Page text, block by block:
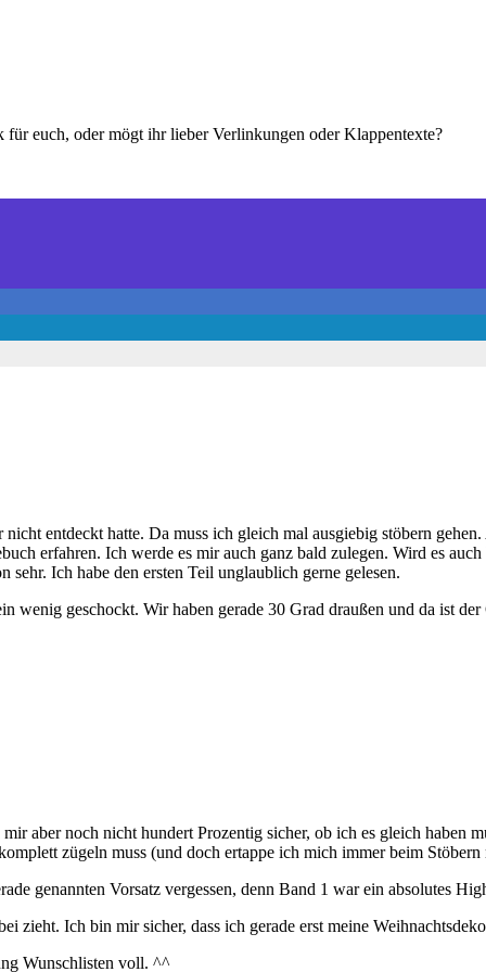
euch, oder mögt ihr lieber Verlinkungen oder Klappentexte?
entdeckt hatte. Da muss ich gleich mal ausgiebig stöbern
erfahren. Ich werde es mir auch ganz bald zulegen. Wird es
Ich habe den ersten Teil unglaublich gerne gelesen.
wenig geschockt. Wir haben gerade 30 Grad draußen und da ist
aber noch nicht hundert Prozentig sicher, ob ich es gleich haben
zügeln muss (und doch ertappe ich mich immer beim
genannten Vorsatz vergessen, denn Band 1 war ein absolutes
zieht. Ich bin mir sicher, dass ich gerade erst meine
Wunschlisten voll. ^^